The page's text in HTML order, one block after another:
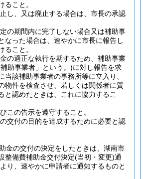
ること。
し、又は廃止する場合は、市長の承認
の期間内に完了しない場合又は補助事
なった場合は、速やかに市長に報告し
ること。
の適正な執行を期するため、補助事業
助事業者」という。)に対し報告を求
当該補助事業者の事務所等に立入り、
物件を検査させ、若しくは関係者に質
と認めたときは、これに協力するこ
この告示を遵守すること。
交付の目的を達成するために必要と認
金の交付の決定をしたときは、湖南市
整備費補助金交付決定(当初・変更)通
り、速やかに申請者に通知するものと